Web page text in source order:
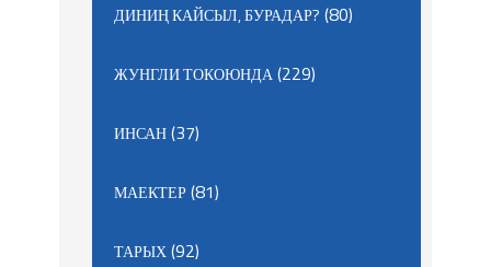
ДИНИҢ КАЙСЫЛ, БУРАДАР? (80)
ЖУНГЛИ ТОКОЮНДА(229)
ИНСАН(37)
МАЕКТЕР(81)
ТАРЫХ(92)